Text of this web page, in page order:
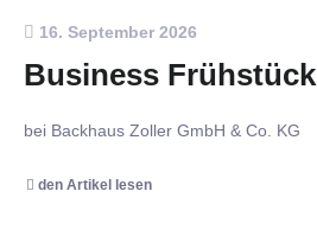
16. September 2026
Business Frühstück
bei Backhaus Zoller GmbH & Co. KG
den Artikel lesen